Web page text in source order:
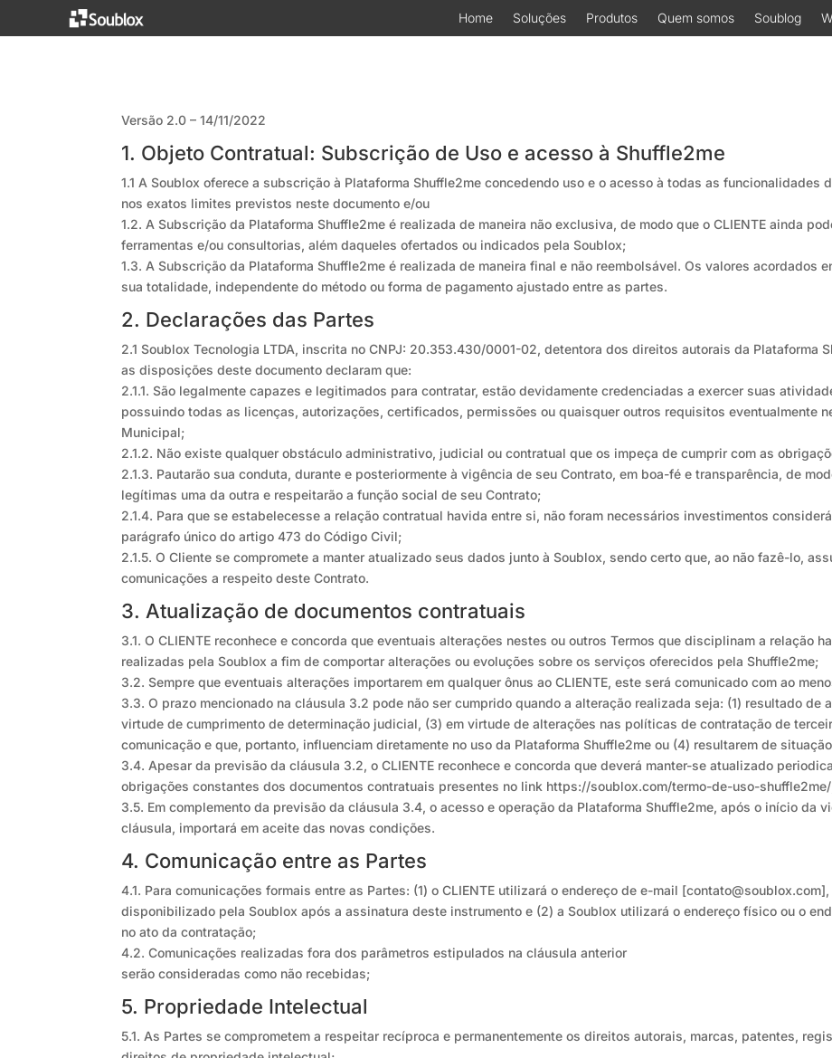
Home Soluções Produtos Quem somos Soublog
Versão 2.0 – 14/11/2022
1. Objeto Contratual: Subscrição de Uso e acesso à Shuffle2me
1.1 A Soublox oferece a subscrição à Plataforma Shuffle2me concedendo uso e o acesso à todas as funcionalidades
nos exatos limites previstos neste documento e/ou
1.2. A Subscrição da Plataforma Shuffle2me é realizada de maneira não exclusiva, de modo que o CLIENTE ainda
ferramentas e/ou consultorias, além daqueles ofertados ou indicados pela Soublox;
1.3. A Subscrição da Plataforma Shuffle2me é realizada de maneira final e não reembolsável. Os valores acordados
sua totalidade, independente do método ou forma de pagamento ajustado entre as partes.
2. Declarações das Partes
2.1 Soublox Tecnologia LTDA, inscrita no CNPJ: 20.353.430/0001-02, detentora dos direitos autorais da Plataforma
as disposições deste documento declaram que:
2.1.1. São legalmente capazes e legitimados para contratar, estão devidamente credenciadas a exercer suas
possuindo todas as licenças, autorizações, certificados, permissões ou quaisquer outros requisitos eventualmente
Municipal;
2.1.2. Não existe qualquer obstáculo administrativo, judicial ou contratual que os impeça de cumprir com as
2.1.3. Pautarão sua conduta, durante e posteriormente à vigência de seu Contrato, em boa-fé e transparência, de
legítimas uma da outra e respeitarão a função social de seu Contrato;
2.1.4. Para que se estabelecesse a relação contratual havida entre si, não foram necessários investimentos
parágrafo único do artigo 473 do Código Civil;
2.1.5. O Cliente se compromete a manter atualizado seus dados junto à Soublox, sendo certo que, ao não fazê-lo,
comunicações a respeito deste Contrato.
3. Atualização de documentos contratuais
3.1. O CLIENTE reconhece e concorda que eventuais alterações nestes ou outros Termos que disciplinam a relação
realizadas pela Soublox a fim de comportar alterações ou evoluções sobre os serviços oferecidos pela Shuffle2me;
3.2. Sempre que eventuais alterações importarem em qualquer ônus ao CLIENTE, este será comunicado com ao
3.3. O prazo mencionado na cláusula 3.2 pode não ser cumprido quando a alteração realizada seja: (1) resultado de
virtude de cumprimento de determinação judicial, (3) em virtude de alterações nas políticas de contratação de
comunicação e que, portanto, influenciam diretamente no uso da Plataforma Shuffle2me ou (4) resultarem de
3.4. Apesar da previsão da cláusula 3.2, o CLIENTE reconhece e concorda que deverá manter-se atualizado
obrigações constantes dos documentos contratuais presentes no link https://soublox.com/termo-de-uso-
3.5. Em complemento da previsão da cláusula 3.4, o acesso e operação da Plataforma Shuffle2me, após o início da
cláusula, importará em aceite das novas condições.
4. Comunicação entre as Partes
4.1. Para comunicações formais entre as Partes: (1) o CLIENTE utilizará o endereço de e-mail [contato@soublox.com],
disponibilizado pela Soublox após a assinatura deste instrumento e (2) a Soublox utilizará o endereço físico ou o
no ato da contratação;
4.2. Comunicações realizadas fora dos parâmetros estipulados na cláusula anterior
serão consideradas como não recebidas;
5. Propriedade Intelectual
5.1. As Partes se comprometem a respeitar recíproca e permanentemente os direitos autorais, marcas, patentes,